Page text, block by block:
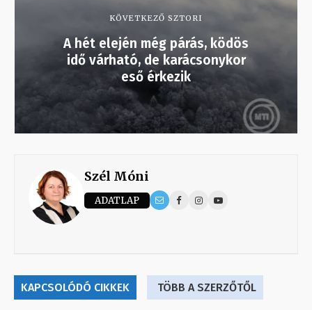
KÖVETKEZŐ SZTORI
A hét elején még párás, ködös
idő várható, de karácsonykor
eső érkezik
Szél Móni
ADATLAP
KAPCSOLÓDÓ CIKKEK TÖBB A SZERZŐTŐL